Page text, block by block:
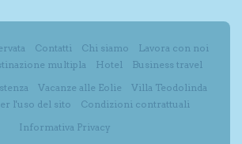
Contatti Chi siamo
Lavora con noi
multipla Hotel
Business travel
Vacanze alle Eolie
Villa Teodolinda
l'uso del sito
Condizioni contrattuali
Informativa Privacy